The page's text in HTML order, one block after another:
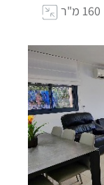
160 מ"ר